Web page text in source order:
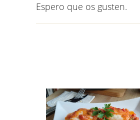
Espero que os gusten.